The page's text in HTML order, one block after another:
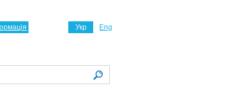
Укр Eng